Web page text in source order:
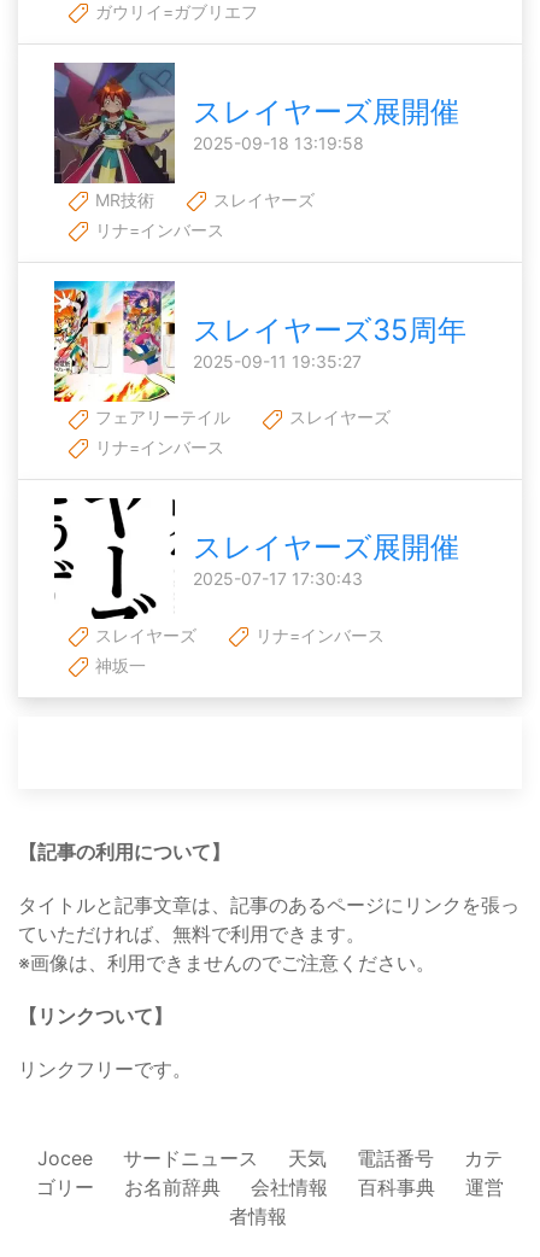
ガウリイ=ガブリエフ
スレイヤーズ展開催
2025-09-18 13:19:58
MR技術
スレイヤーズ
リナ=インバース
スレイヤーズ35周年
2025-09-11 19:35:27
フェアリーテイル
スレイヤーズ
リナ=インバース
スレイヤーズ展開催
2025-07-17 17:30:43
スレイヤーズ
リナ=インバース
神坂一
【記事の利用について】
タイトルと記事文章は、記事のあるページにリンクを張っ
ていただければ、無料で利用できます。
※画像は、利用できませんのでご注意ください。
【リンクついて】
リンクフリーです。
Jocee サードニュース 天気 電話番号
カテ
ゴリー
お名前辞典 会社情報 百科事典
運営
者情報